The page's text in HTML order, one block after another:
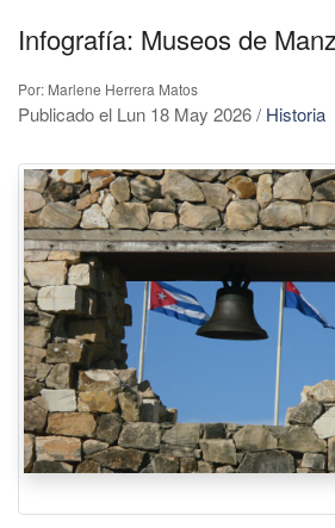
Infografía: Museos de
Por: Marlene Herrera Matos
Publicado el Lun 18 May 2026/ Historia